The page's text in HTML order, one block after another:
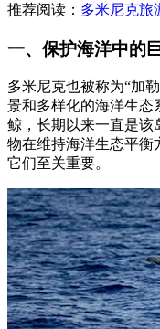
推荐阅读： 多米尼克旅
一、保护海洋中的
多米尼克也被称为“加
景和多样化的海洋生态
鲸，长期以来一直是该
物在维持海洋生态平衡
它们至关重要。